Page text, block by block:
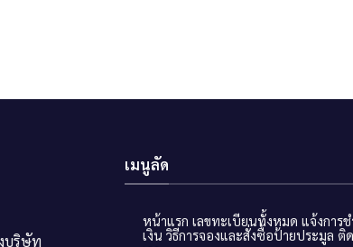
บริษัท
เมนูลัด
หน้าแรก เลขทะเบียนทั้งหมด แจ้งการช
เงิน วิธีการจองและสั่งซื้อป้ายประมูล ติ